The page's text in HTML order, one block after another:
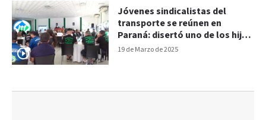
19 de Marzo de 2025
Jóvenes sindicalistas del
transporte se reúnen en
Paraná: disertó uno de los hijos
de Moyano